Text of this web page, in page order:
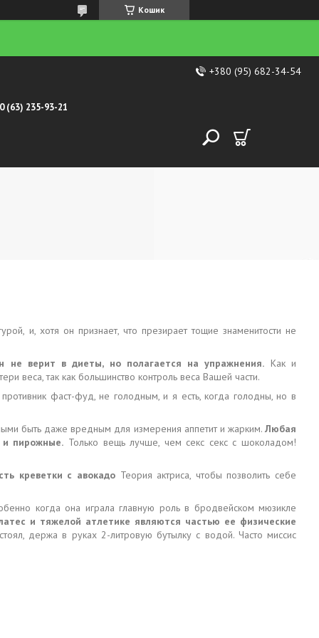
Кошик
+380 (95) 682-34-54
(63) 235-93-21
и, хотя он признает, что презирает тощие знаменитости не
не верит в диеты, но полагается на упражнения. Как и
веса, так как большинство контроль веса Вашей части.
фаст-фуд, не голодным, и я есть, когда голодны, но в
быть даже вредным для измерения аппетит и жарким. Любая
пирожные. Только вещь лучше, чем секс секс с шоколадом!
креветки с авокадоТеория актриса, чтобы позволить себе
когда она играла главную роль в бродвейском мюзикле
и тяжелой атлетике являются частью ее физические
держа в руках 2-литровую бутылку с водой. Часто миссис